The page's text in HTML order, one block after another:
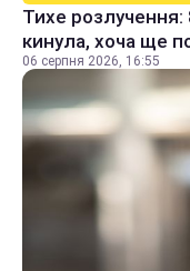
Тихе
кинула, хоча ще
06 серпня 2026, 16:55